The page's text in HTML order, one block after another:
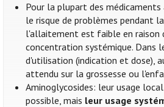
Pour la plupart des
le risque de problèmes pendant
l'allaitement est faible en raison
concentration systémique. Dans
d'utilisation (indication et dose),
attendu sur la grossesse ou
Aminoglycosides: leur usage
possible, mais leur usage